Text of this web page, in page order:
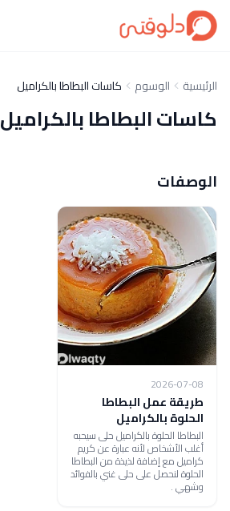
الرئيسية الوسوم كاسات البطاطا بالكراميل
كاسات البطاطا بالكراميل
الوصفات
2026-07-08
طريقة عمل البطاطا
الحلوة بالكراميل
البطاطا الحلوة بالكراميل حلى سيحبه
أغلب الأشخاص لأنه عبارة عن كريم
كراميل مع إضافة لذيذة من البطاطا
الحلوة لنحصل على حلى غني بالفوائد
وشهي .